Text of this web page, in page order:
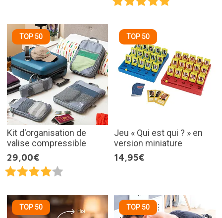
TOP 50
Kit d'organisation de
valise compressible
29,00€
TOP 50
Jeu « Qui est qui ? » en
version miniature
14,95€
TOP 50 TOP 50